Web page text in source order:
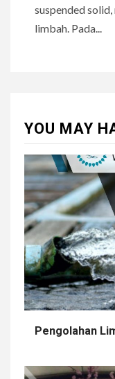
suspended
limbah. Pada...
YOU MAY
Pengolahan